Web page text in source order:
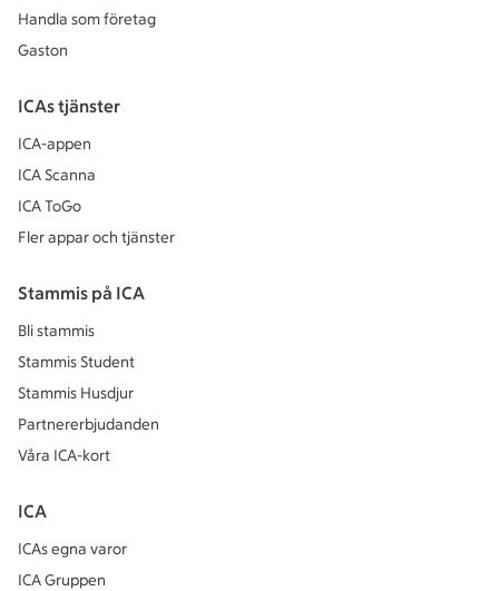
Handla som företag
Gaston
ICAs tjänster
ICA-appen
ICA Scanna
ICA ToGo
Fler appar och tjänster
Stammis på ICA
Bli stammis
Stammis Student
Stammis Husdjur
Partnererbjudanden
Våra ICA-kort
ICA
ICAs egna varor
ICA Gruppen